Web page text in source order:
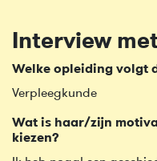
Interview
Welke opleiding volgt
Verpleegkunde
Wat is haar/zijn
kiezen?